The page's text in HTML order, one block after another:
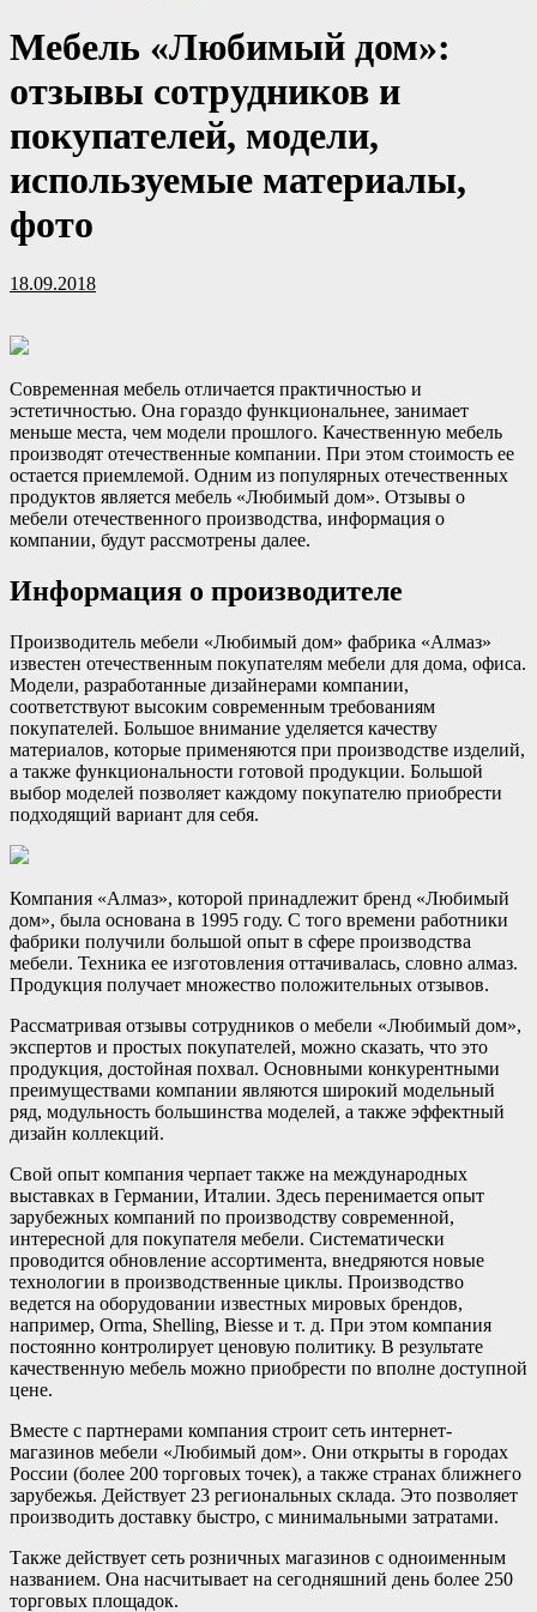
Мебель «Любимый дом»:
отзывы сотрудников и
покупателей, модели,
используемые материалы,
фото
18.09.2018
Современная мебель отличается практичностью и
эстетичностью. Она гораздо функциональнее, занимает
меньше места, чем модели прошлого. Качественную мебель
производят отечественные компании. При этом стоимость ее
остается приемлемой. Одним из популярных отечественных
продуктов является мебель «Любимый дом». Отзывы о
мебели отечественного производства, информация о
компании, будут рассмотрены далее.
Информация о производителе
Производитель мебели «Любимый дом» фабрика «Алмаз»
известен отечественным покупателям мебели для дома, офиса.
Модели, разработанные дизайнерами компании,
соответствуют высоким современным требованиям
покупателей. Большое внимание уделяется качеству
материалов, которые применяются при производстве изделий,
а также функциональности готовой продукции. Большой
выбор моделей позволяет каждому покупателю приобрести
подходящий вариант для себя.
Компания «Алмаз», которой принадлежит бренд «Любимый
дом», была основана в 1995 году. С того времени работники
фабрики получили большой опыт в сфере производства
мебели. Техника ее изготовления оттачивалась, словно алмаз.
Продукция получает множество положительных отзывов.
Рассматривая отзывы сотрудников о мебели «Любимый дом»,
экспертов и простых покупателей, можно сказать, что это
продукция, достойная похвал. Основными конкурентными
преимуществами компании являются широкий модельный
ряд, модульность большинства моделей, а также эффектный
дизайн коллекций.
Свой опыт компания черпает также на международных
выставках в Германии, Италии. Здесь перенимается опыт
зарубежных компаний по производству современной,
интересной для покупателя мебели. Систематически
проводится обновление ассортимента, внедряются новые
технологии в производственные циклы. Производство
ведется на оборудовании известных мировых брендов,
например, Orma, Shelling, Biesse и т. д. При этом компания
постоянно контролирует ценовую политику. В результате
качественную мебель можно приобрести по вполне доступной
цене.
Вместе с партнерами компания строит сеть интернет-
магазинов мебели «Любимый дом». Они открыты в городах
России (более 200 торговых точек), а также странах ближнего
зарубежья. Действует 23 региональных склада. Это позволяет
производить доставку быстро, с минимальными затратами.
Также действует сеть розничных магазинов с одноименным
названием. Она насчитывает на сегодняшний день более 250
торговых площадок.